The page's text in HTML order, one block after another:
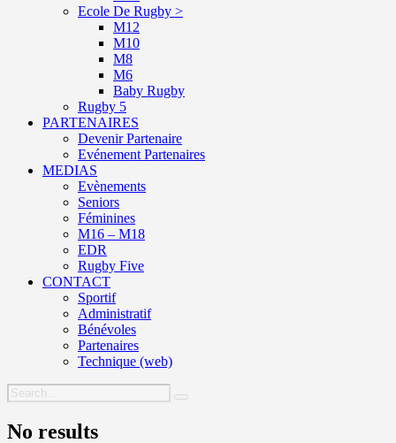
Ecole De Rugby >
M12
M10
M8
M6
Baby Rugby
Rugby 5
PARTENAIRES
Devenir Partenaire
Evénement Partenaires
MEDIAS
Evènements
Seniors
Féminines
M16 – M18
EDR
Rugby Five
CONTACT
Sportif
Administratif
Bénévoles
Partenaires
Technique (web)
No results